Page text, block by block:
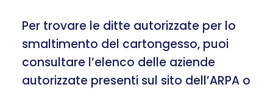
Per trovare le ditte autorizzate per lo
smaltimento del cartongesso, puoi
consultare l’elenco delle aziende
autorizzate presenti sul sito dell’ARPA o